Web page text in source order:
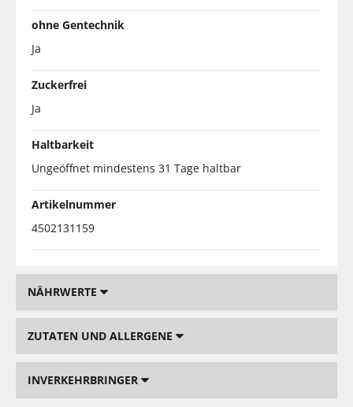
ohne Gentechnik
Ja
Zuckerfrei
Ja
Haltbarkeit
Ungeöffnet mindestens 31 Tage haltbar
Artikelnummer
4502131159
NÄHRWERTE
ZUTATEN UND ALLERGENE
INVERKEHRBRINGER